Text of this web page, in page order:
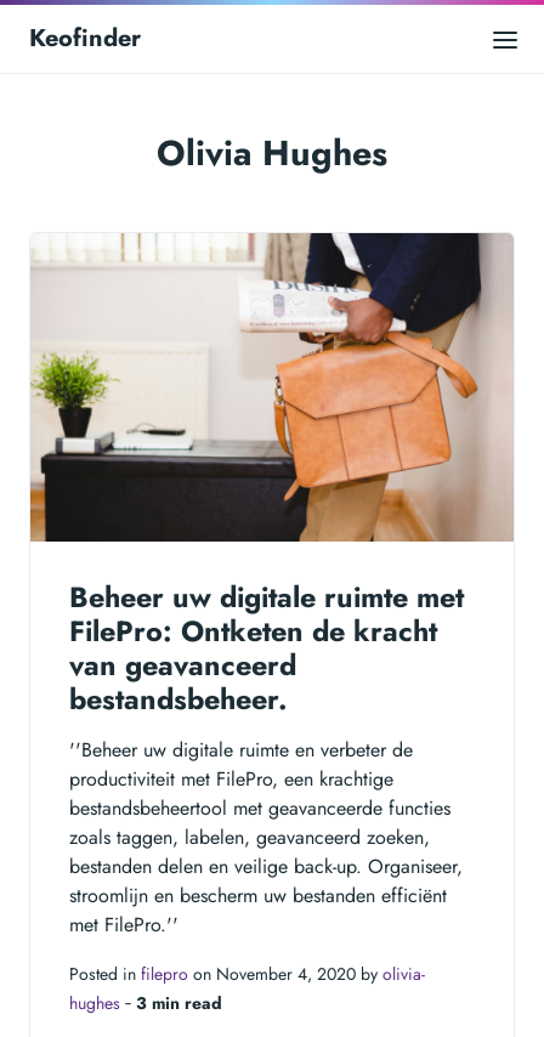
Keofinder
Olivia Hughes
Beheer uw digitale ruimte met
FilePro: Ontketen de kracht
van geavanceerd
bestandsbeheer.
''Beheer uw digitale ruimte en verbeter de
productiviteit met FilePro, een krachtige
bestandsbeheertool met geavanceerde functies
zoals taggen, labelen, geavanceerd zoeken,
bestanden delen en veilige back-up. Organiseer,
stroomlijn en bescherm uw bestanden efficiënt
met FilePro.''
Posted in filepro on November 4, 2020 by olivia-
hughes ‐ 3 min read